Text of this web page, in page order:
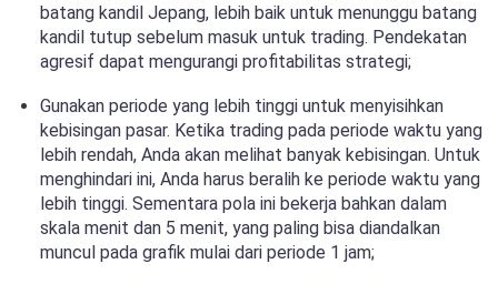
batang kandil Jepang, lebih baik untuk menunggu batang
kandil tutup sebelum masuk untuk trading. Pendekatan
agresif dapat mengurangi profitabilitas strategi;
Gunakan periode yang lebih tinggi untuk menyisihkan
kebisingan pasar. Ketika trading pada periode waktu yang
lebih rendah, Anda akan melihat banyak kebisingan. Untuk
menghindari ini, Anda harus beralih ke periode waktu yang
lebih tinggi. Sementara pola ini bekerja bahkan dalam
skala menit dan 5 menit, yang paling bisa diandalkan
muncul pada grafik mulai dari periode 1 jam;